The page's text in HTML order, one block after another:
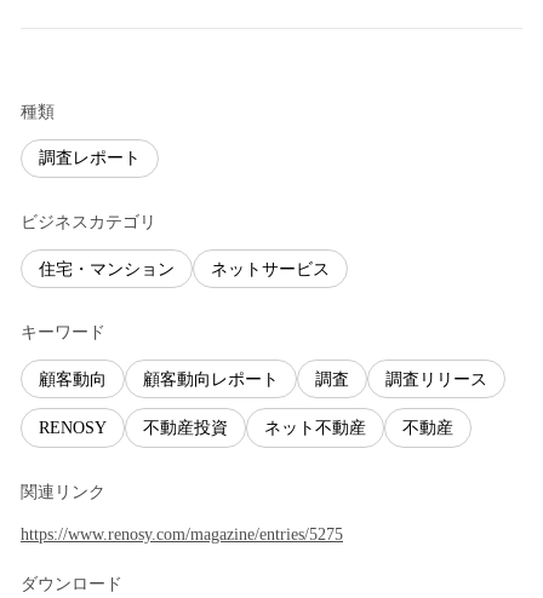
種類
調査レポート
ビジネスカテゴリ
住宅・マンション ネットサービス
キーワード
顧客動向 顧客動向レポート 調査 調査リリース
RENOSY 不動産投資 ネット不動産 不動産
関連リンク
https://www.renosy.com/magazine/entries/5275
ダウンロード